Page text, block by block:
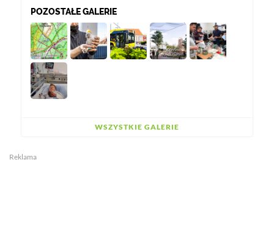
POZOSTAŁE GALERIE
WSZYSTKIE GALERIE
Reklama